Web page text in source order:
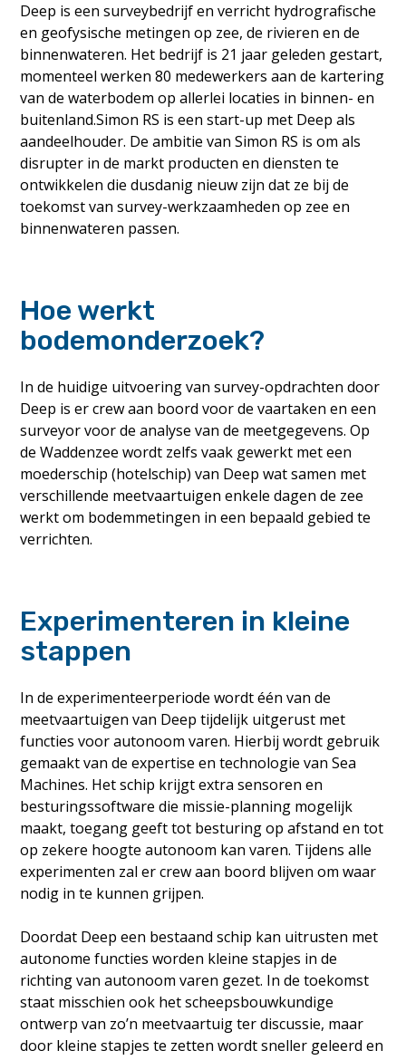
Deep is een surveybedrijf en verricht hydrografische
en geofysische metingen op zee, de rivieren en de
binnenwateren. Het bedrijf is 21 jaar geleden gestart,
momenteel werken 80 medewerkers aan de kartering
van de waterbodem op allerlei locaties in binnen- en
buitenland.Simon RS is een start-up met Deep als
aandeelhouder. De ambitie van Simon RS is om als
disrupter in de markt producten en diensten te
ontwikkelen die dusdanig nieuw zijn dat ze bij de
toekomst van survey-werkzaamheden op zee en
binnenwateren passen.
Hoe werkt
bodemonderzoek?
In de huidige uitvoering van survey-opdrachten door
Deep is er crew aan boord voor de vaartaken en een
surveyor voor de analyse van de meetgegevens. Op
de Waddenzee wordt zelfs vaak gewerkt met een
moederschip (hotelschip) van Deep wat samen met
verschillende meetvaartuigen enkele dagen de zee
werkt om bodemmetingen in een bepaald gebied te
verrichten.
Experimenteren in kleine
stappen
In de experimenteerperiode wordt één van de
meetvaartuigen van Deep tijdelijk uitgerust met
functies voor autonoom varen. Hierbij wordt gebruik
gemaakt van de expertise en technologie van Sea
Machines. Het schip krijgt extra sensoren en
besturingssoftware die missie-planning mogelijk
maakt, toegang geeft tot besturing op afstand en tot
op zekere hoogte autonoom kan varen. Tijdens alle
experimenten zal er crew aan boord blijven om waar
nodig in te kunnen grijpen.
Doordat Deep een bestaand schip kan uitrusten met
autonome functies worden kleine stapjes in de
richting van autonoom varen gezet. In de toekomst
staat misschien ook het scheepsbouwkundige
ontwerp van zo’n meetvaartuig ter discussie, maar
door kleine stapjes te zetten wordt sneller geleerd en